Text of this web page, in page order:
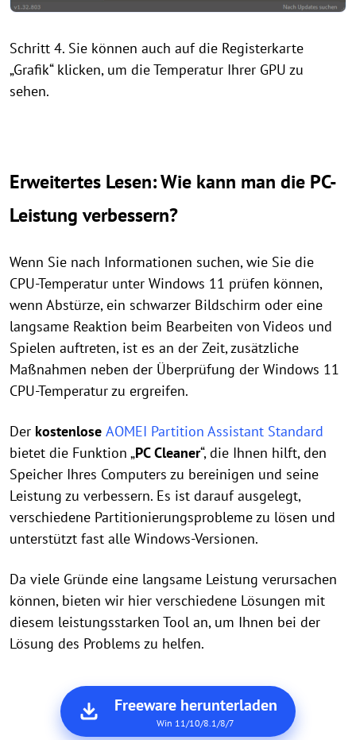
Schritt 4. Sie können auch auf die Registerkarte
„Grafik“ klicken, um die Temperatur Ihrer GPU zu
sehen.
Erweitertes Lesen: Wie kann man die PC-
Leistung verbessern?
Wenn Sie nach Informationen suchen, wie Sie die
CPU-Temperatur unter Windows 11 prüfen können,
wenn Abstürze, ein schwarzer Bildschirm oder eine
langsame Reaktion beim Bearbeiten von Videos und
Spielen auftreten, ist es an der Zeit, zusätzliche
Maßnahmen neben der Überprüfung der Windows 11
CPU-Temperatur zu ergreifen.
Der kostenlose AOMEI Partition Assistant Standard
bietet die Funktion „PC Cleaner“, die Ihnen hilft, den
Speicher Ihres Computers zu bereinigen und seine
Leistung zu verbessern. Es ist darauf ausgelegt,
verschiedene Partitionierungsprobleme zu lösen und
unterstützt fast alle Windows-Versionen.
Da viele Gründe eine langsame Leistung verursachen
können, bieten wir hier verschiedene Lösungen mit
diesem leistungsstarken Tool an, um Ihnen bei der
Lösung des Problems zu helfen.
Freeware herunterladen
Win 11/10/8.1/8/7